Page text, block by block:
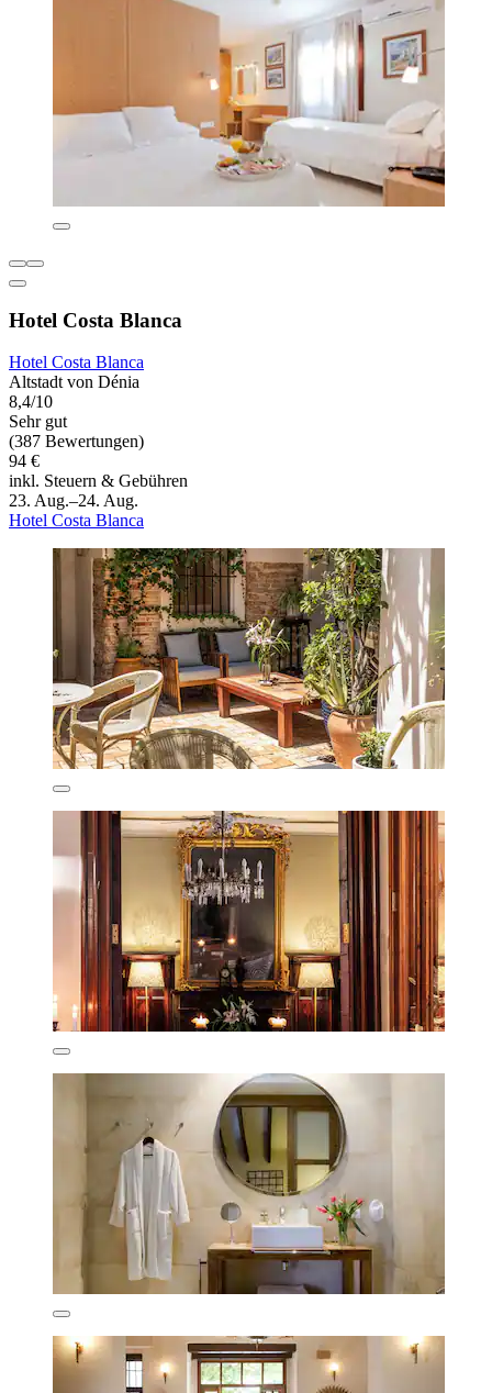
Hotel Costa Blanca
Hotel Costa Blanca
Altstadt von Dénia
8,4/10
Sehr gut
(387 Bewertungen)
94 €
inkl. Steuern & Gebühren
23. Aug.–24. Aug.
Hotel Costa Blanca